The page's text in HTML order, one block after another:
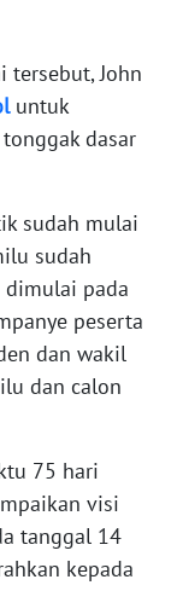
tersebut, John
untuk
dasar
sudah mulai
sudah
dimulai pada
peserta
dan wakil
dan calon
75 hari
visi
tanggal 14
kepada